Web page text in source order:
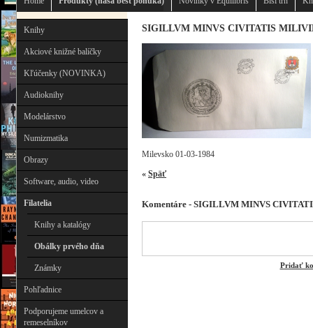
Knihy
Akciové knižné balíčky
Kľúčenky (NOVINKA)
Audioknihy
Modelárstvo
Numizmatika
Obrazy
Software, audio, video
Filatelia
Knihy a katalógy
Obálky prvého dňa
Známky
Pohľadnice
Podporujeme umelcov a
remeselníkov
SIGILLVM MINVS CIVITATIS
Milevsko 01-03-1984
« Späť
Komentáre - SIGILLVM MINVS
Pridať